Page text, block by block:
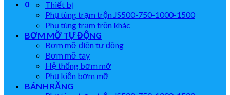
0
Thiết bị
Phụ tùng trạm trộn JS500-750-1000-1500
Phụ tùng trạm trộn khác
BƠM MỠ TỰ ĐỘNG
Bơm mỡ điện tự động
Bơm mỡ tay
Hệ thống bơm mỡ
Phụ kiện bơm mỡ
BÁNH RĂNG